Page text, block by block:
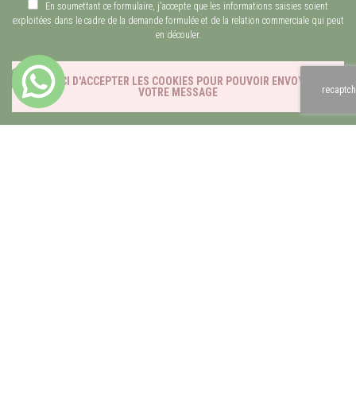
En soumettant ce formulaire, j'accepte que les informations saisies soient
exploitées dans le cadre de la demande formulée et de la relation commerciale qui peut
en découler.
MERCI D'ACCEPTER LES COOKIES POUR POUVOIR ENVOYER
VOTRE MESSAGE